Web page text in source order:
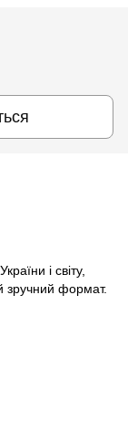
і світу,
зручний формат.